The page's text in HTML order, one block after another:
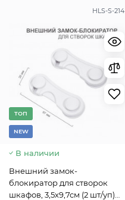
HLS-S-214
TОП
NEW
В наличии
Внешний замок-
блокиратор для створок
шкафов, 3,5х9,7см (2 шт/уп)